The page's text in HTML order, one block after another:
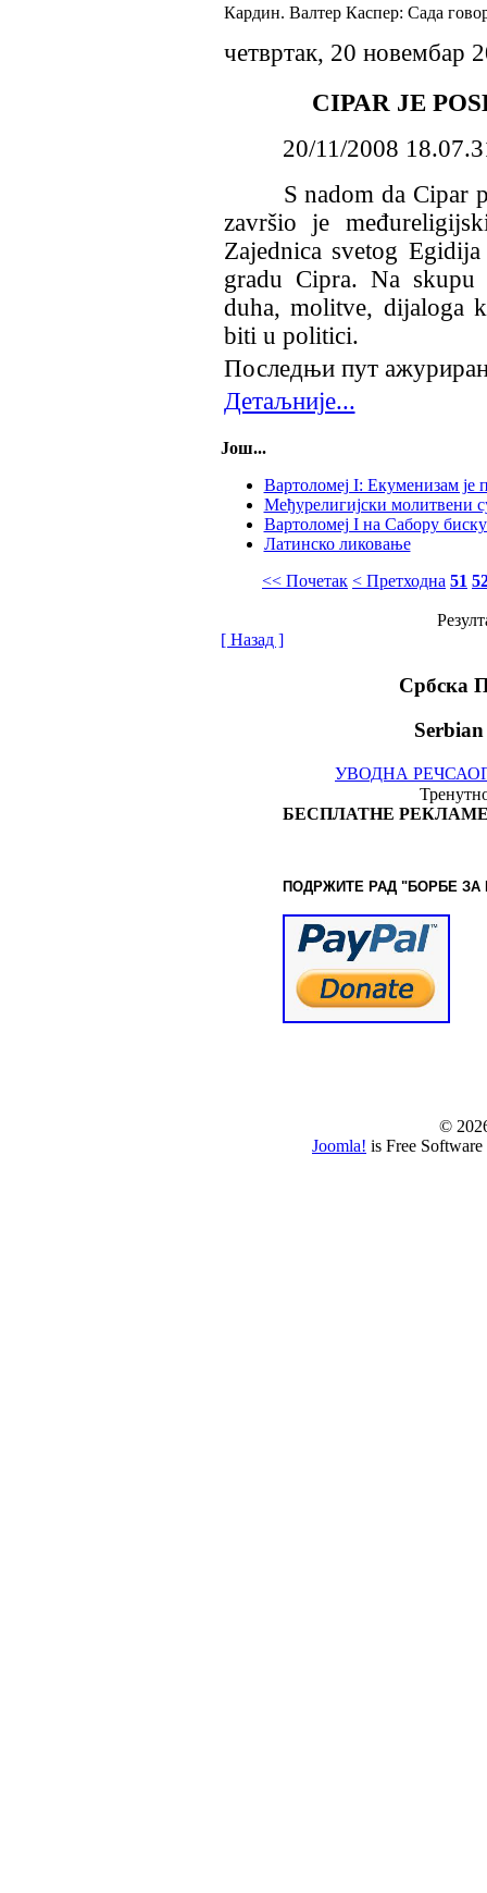
Кардин. Валтер Каспер: Сада
четвртак, 20 новембар
CIPAR JE
20/11/2008
S nadom da Cipar
završio je
Zajednica svetog
gradu Cipra. Na
duha, molitve, dijaloga
biti u politici.
Последњи пут
Детаљније...
Још...
Вартоломеј I: Екуменизам је
Међурелигијски молитвени
Вартоломеј I на Сабору
Латинско ликовање
<< Почетак < Претходна 51
[ Назад ]
Србска
УВОДНА РЕЧ
БЕСПЛАТНЕ
ПОДРЖИТЕ РАД "БОРБЕ ЗА
©
Joomla! is Free